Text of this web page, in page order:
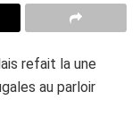
refait la une
au parloir